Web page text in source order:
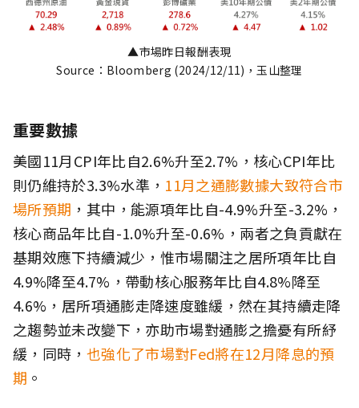
▲市場昨日報酬表現
Source：Bloomberg (2024/12/11)，玉山整理
重要數據
美國11月CPI年比自2.6%升至2.7%，核心CPI年比
則仍維持於3.3%水準， 11月之通膨數據大致符合市
場所預期 ，其中，能源項年比自-4.9%升至-3.2%，
核心商品年比自-1.0%升至-0.6%，兩者之負貢獻在
基期效應下持續減少，惟市場關注之居所項年比自
4.9%降至4.7%，帶動核心服務年比自4.8%降至
4.6%，居所項通膨走降速度雖緩，然在其持續走降
之趨勢並未改變下，亦助市場對通膨之擔憂有所紓
緩，同時， 也強化了市場對Fed將在12月降息的預
期 。